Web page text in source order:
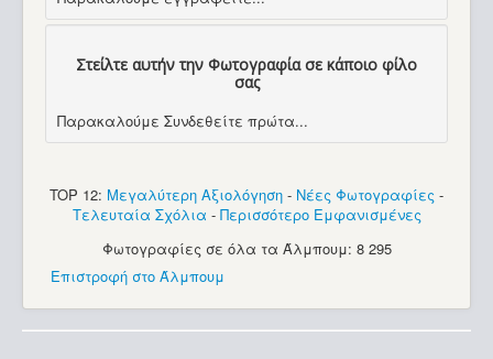
Στείλτε αυτήν την Φωτογραφία σε κάποιο φίλο
σας
Παρακαλούμε Συνδεθείτε πρώτα...
TOP 12: Μεγαλύτερη Αξιολόγηση - Νέες Φωτογραφίες -
Τελευταία Σχόλια - Περισσότερο Εμφανισμένες
Φωτογραφίες σε όλα τα Άλμπουμ: 8 295
Επιστροφή στο Άλμπουμ